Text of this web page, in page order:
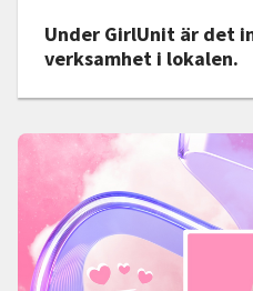
Under GirlUnit är det
verksamhet i lokalen.